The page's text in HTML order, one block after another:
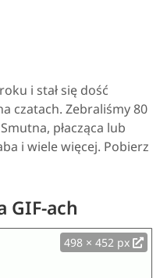
i stał się dość
czatach. Zebraliśmy 80
płacząca lub
i wiele więcej. Pobierz
GIF-ach
498 × 452 px